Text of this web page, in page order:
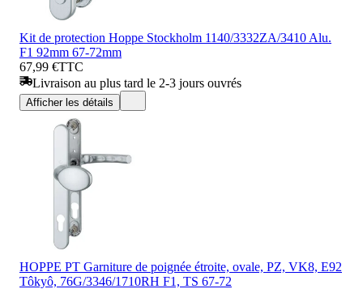
Kit de protection Hoppe Stockholm 1140/3332ZA/3410 Alu.
F1 92mm 67-72mm
67,99 €TTC
Livraison au plus tard le 2-3 jours ouvrés
Afficher les détails
HOPPE PT Garniture de poignée étroite, ovale, PZ, VK8, E92
Tôkyô, 76G/3346/1710RH F1, TS 67-72